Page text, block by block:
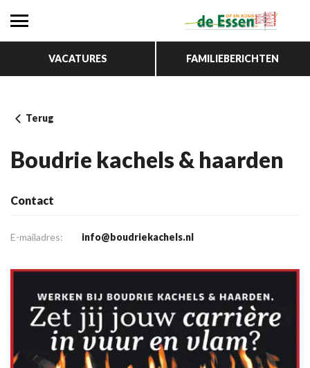
VACATURES FAMILIEBERICHTEN
Terug
Boudrie kachels & haarden
Contact
E-mailadres: info@boudriekachels.nl